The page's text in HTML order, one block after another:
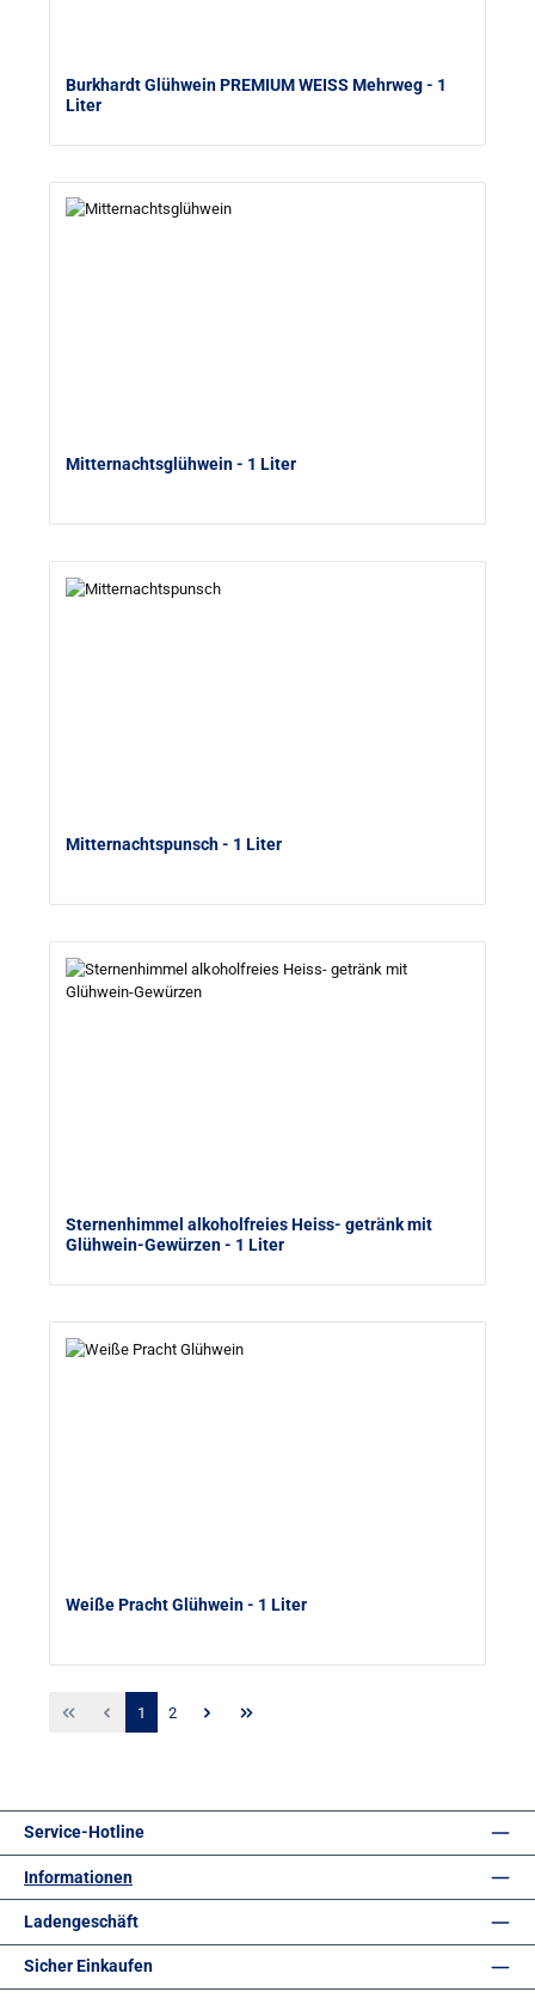
Burkhardt Glühwein PREMIUM WEISS Mehrweg- 1
Liter
Mitternachtsglühwein- 1 Liter
Mitternachtspunsch- 1 Liter
Sternenhimmel alkoholfreies Heiss- getränk mit
Glühwein-Gewürzen- 1 Liter
Weiße Pracht Glühwein- 1 Liter
Seite
1 Seite
2
Service-Hotline
Informationen
Ladengeschäft
Sicher Einkaufen